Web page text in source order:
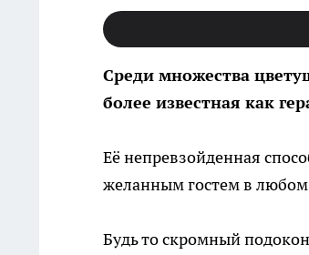
Среди множества
более известная как
Её непревзойденная
желанным гостем в любом
Будь то скромный